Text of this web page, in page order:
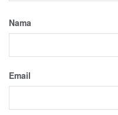
Nama
Email